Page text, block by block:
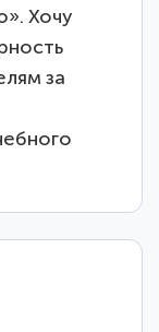
Хочу
за